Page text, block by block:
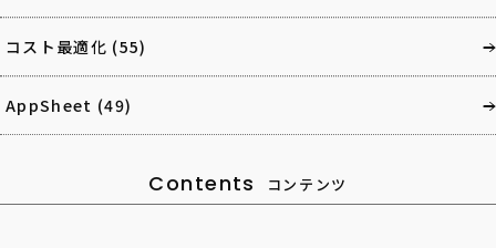
コスト最適化 (55)
AppSheet (49)
Contents コンテンツ